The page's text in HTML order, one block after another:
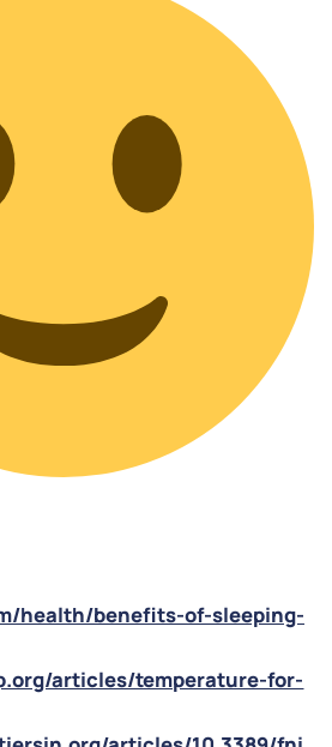
health/benefits-of-sleeping-
articles/temperature-for-